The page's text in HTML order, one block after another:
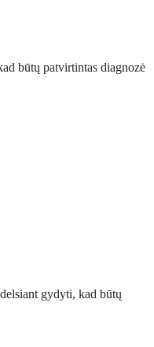
būtų patvirtintas diagnozė
gydyti, kad būtų